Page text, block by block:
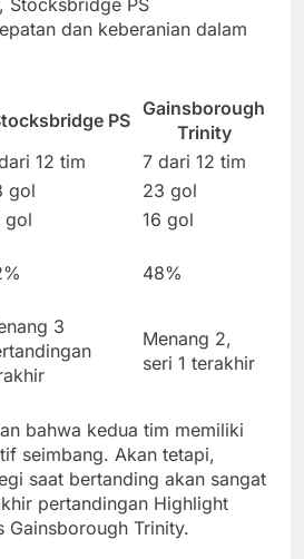
Stocksbridge PS
dan keberanian dalam
PS
Gainsborough
Trinity
12 tim
7 dari 12 tim
gol
23 gol
gol
16 gol
48%
3
Menang 2,
seri 1 terakhir
bahwa kedua tim memiliki
seimbang. Akan tetapi,
saat bertanding akan sangat
pertandingan Highlight
Gainsborough Trinity.